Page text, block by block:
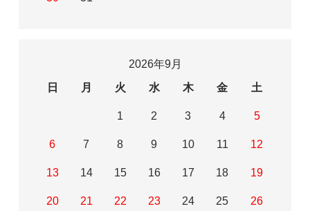
2026年9月
日
月 火 水 木 金 土
1 2 3 4 5
6 7 8 9 10 11 12
13 14 15 16 17 18 19
20 21 22 23 24 25 26